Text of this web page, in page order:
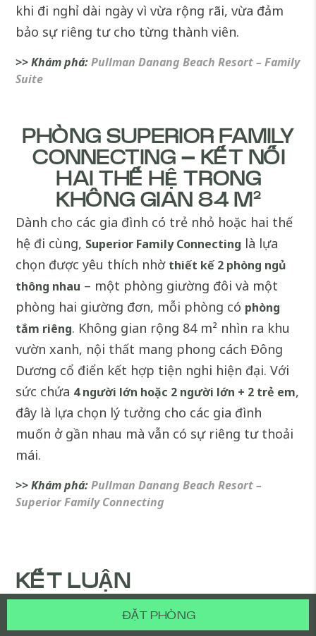
khi đi nghỉ dài ngày vì vừa rộng rãi, vừa đảm
bảo sự riêng tư cho từng thành viên.
>> Khám phá:Pullman Danang Beach Resort – Family
Suite
PHÒNG SUPERIOR FAMILY
CONNECTING – KẾT NỐI
HAI THẾ HỆ TRONG
KHÔNG GIAN 84 M²
Dành cho các gia đình có trẻ nhỏ hoặc hai thế
hệ đi cùng, Superior Family Connecting là lựa
chọn được yêu thích nhờ thiết kế 2 phòng ngủ
thông nhau – một phòng giường đôi và một
phòng hai giường đơn, mỗi phòng có phòng
tắm riêng. Không gian rộng 84 m² nhìn ra khu
vườn xanh, nội thất mang phong cách Đông
Dương cổ điển kết hợp tiện nghi hiện đại. Với
sức chứa 4 người lớn hoặc 2 người lớn + 2 trẻ em,
đây là lựa chọn lý tưởng cho các gia đình
muốn ở gần nhau mà vẫn có sự riêng tư thoải
mái.
>> Khám phá:Pullman Danang Beach Resort –
Superior Family Connecting
KẾT LUẬN
Với không gian nghỉ dưỡng cao cấp, khu vui
ĐẶT PHÒNG